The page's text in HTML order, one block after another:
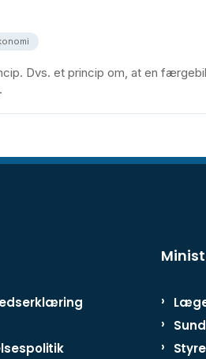
Dvs. et princip om, at en